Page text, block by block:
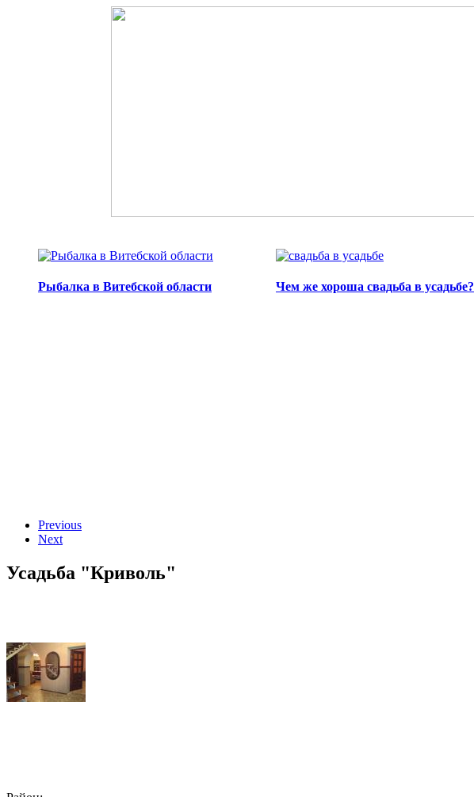
Перейти к основному содержанию
Рыбалка в Витебской области Чем же хороша свадьба в усадьбе?
Previous
Next
Усадьба "Криволь"